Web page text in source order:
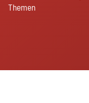
Themen